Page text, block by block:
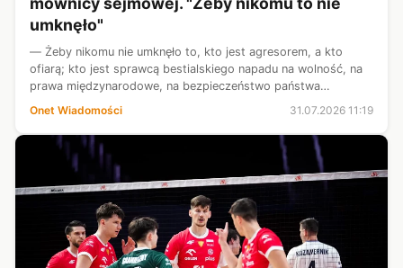
umknęło"
— Żeby nikomu nie umknęło to, kto jest agresorem, a kto
ofiarą; kto jest sprawcą bestialskiego napadu na wolność, na
prawa międzynarodowe, na bezpieczeństwo państwa
polskiego i całego NATO — stwierdził minister obrony
Onet Wiadomości 31.07.2026 11:19